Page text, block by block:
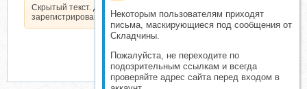
Некоторым пользователям приходят
письма, маскирующиеся под сообщения от
Складчины.
Пожалуйста, не переходите по
подозрительным ссылкам и всегда
проверяйте адрес сайта перед входом в
Скрытый текст. Доступен только
зарегистрированным пользователям.